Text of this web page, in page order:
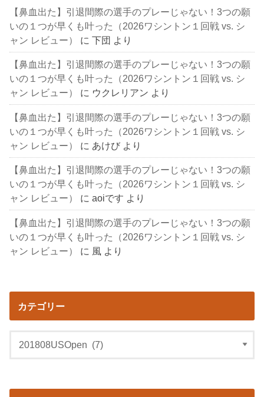
【鼻血出た】引退間際の選手のプレーじゃない！3つの願
いの１つが早くも叶った（2026ワシントン１回戦 vs. シ
ャン レビュー）
に下団 より
【鼻血出た】引退間際の選手のプレーじゃない！3つの願
いの１つが早くも叶った（2026ワシントン１回戦 vs. シ
ャン レビュー）
に ウクレリアン より
【鼻血出た】引退間際の選手のプレーじゃない！3つの願
いの１つが早くも叶った（2026ワシントン１回戦 vs. シ
ャン レビュー）
に あけび より
【鼻血出た】引退間際の選手のプレーじゃない！3つの願
いの１つが早くも叶った（2026ワシントン１回戦 vs. シ
ャン レビュー）
にaoiです より
【鼻血出た】引退間際の選手のプレーじゃない！3つの願
いの１つが早くも叶った（2026ワシントン１回戦 vs. シ
ャン レビュー）
に 風 より
カテゴリー